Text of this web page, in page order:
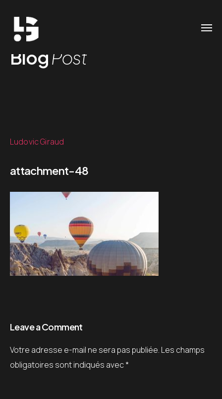
BlogPost
Ludovic Giraud
attachment-48
Leave a Comment
Votre adresse e-mail ne sera pas publiée. Les champs
obligatoires sont indiqués avec*